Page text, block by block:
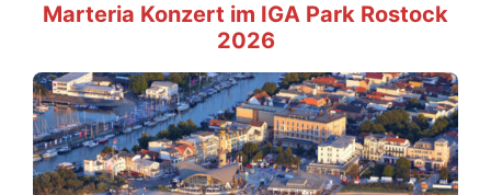
Marteria Konzert im IGA Park Rostock
2026